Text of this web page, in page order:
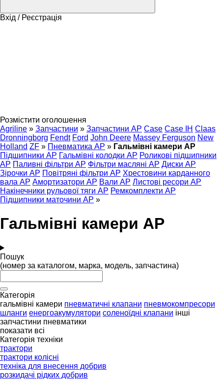
Вхід / Реєстрація
Розмістити оголошення
Agriline » Запчастини » Запчастини AP Case Case IH Claas
Dronningborg Fendt Ford John Deere Massey Ferguson New
Holland ZF » Пневматика AP » Гальмівні камери AP
Підшипники AP Гальмівні колодки AP Роликові підшипники
AP Паливні фільтри AP Фільтри масляні AP Диски AP
Зірочки AP Повітряні фільтри AP Хрестовини карданного
вала AP Амортизатори AP Вали AP Листові ресори AP
Накінечники рульової тяги AP Ремкомплекти AP
Підшипники маточини AP »
Гальмівні камери AP
Пошук
(номер за каталогом, марка, модель, запчастина)
Категорія
гальмівні камери пневматичні клапани пневмокомпресори
шланги енергоакумулятори соленоїдні клапани інші
запчастини пневматики
показати всі
Категорія техніки
трактори
трактори колісні
техніка для внесення добрив
розкидачі рідких добрив